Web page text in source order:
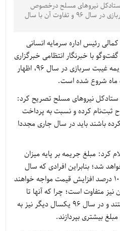
ستادکل نیروهای مسلح درخصوص
آخرین اخبار طرح جریمه غیبت سربازی در سال ۹۶ و تفاوت آن با سال
رئیس اداره سرمایه انسانی
با خبرنگار انتظامی خبرگزاری
فارس،‌ درخصوص طرح خرید جریمه غیبت سربازی در سال 96،‌ اظهار
ستادکل نیروهای مسلح تصریح کرد:
ثبت‌نام کرده و نسبت به پرداخت
باشند باید در سال جاری مجددا
کرد: مبلغ جریمه بر پایه میزان
96 محاسبه خواهد شد؛ بنابراین افرادی که سال
گذشته تعیین تکلیف نکرده‌اند با 10 درصد افزایش قیمت مواجه خواهند
متفاوت است؛ چرا که آنها تا
پایان سال 95، 8 سال غیبت داشتند و در سال 96 یکسال دیگر نیز به
بیشتری بپردازند.